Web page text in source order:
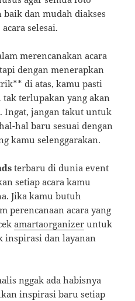
dan mudah diakses
selesai.
merencanakan acara
dengan menerapkan
di atas, kamu pasti
terlupakan yang akan
Ingat, jangan takut untuk
hal baru sesuai dengan
kamu selenggarakan.
terbaru di dunia event
setiap acara kamu
Jika kamu butuh
perencanaan acara yang
amartaorganizer untuk
inspirasi dan layanan
nggak ada habisnya
inspirasi baru setiap